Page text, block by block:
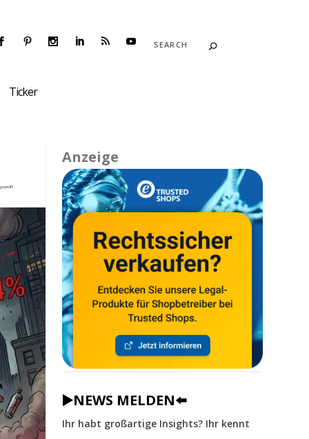
Ticker
Anzeige
▶️NEWS MELDEN⬅️
Ihr habt großartige Insights? Ihr kennt